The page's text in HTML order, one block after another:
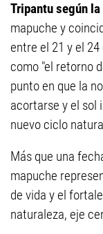
Tripantu según
mapuche y
entre el 21 y el
como "el retorno
punto en que la
acortarse y el sol
nuevo ciclo
Más que una
mapuche
de vida y el
naturaleza, eje